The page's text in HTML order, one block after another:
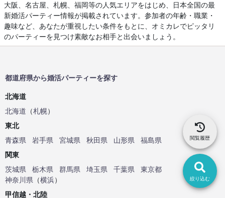
絞り込む
閲覧履歴
大阪、名古屋、札幌、福岡等の人気エリアをはじめ、日本全国の最
新婚活パーティー情報が掲載されています。参加者の年齢・職業・
趣味など、あなたが重視したい条件をもとに、オミカレでピッタリ
のパーティーを見つけ素敵なお相手と出会いましょう。
都道府県から婚活パーティーを探す
北海道
北海道 （札幌）
東北
青森県
岩手県 宮城県 秋田県 山形県
福島県
関東
茨城県
栃木県 群馬県 埼玉県 千葉県
東京都
神奈川県 （横浜）
甲信越・北陸